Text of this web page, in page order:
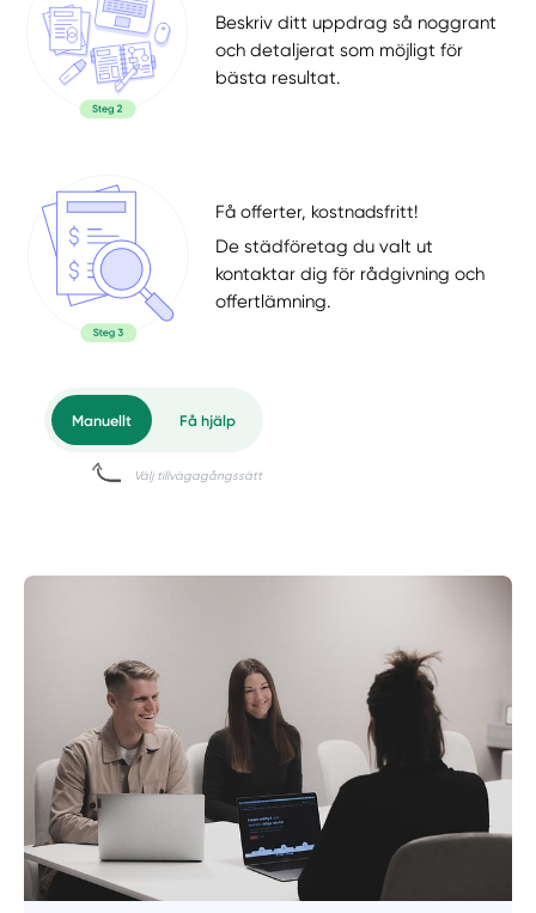
Beskriv ditt uppdrag så noggrant
och detaljerat som möjligt för
bästa resultat.
Få offerter, kostnadsfritt!
De städföretag du valt ut
kontaktar dig för rådgivning och
offertlämning.